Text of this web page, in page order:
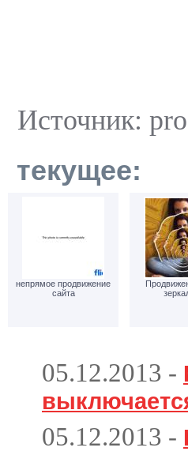
Источник:
текущее:
непрямое продвижение
сайта
05.12.2013 -
05.12.2013 -